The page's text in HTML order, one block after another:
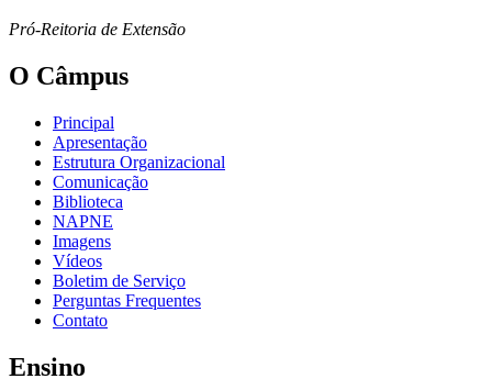
Pró-Reitoria de Extensão
O Câmpus
Principal
Apresentação
Estrutura Organizacional
Comunicação
Biblioteca
NAPNE
Imagens
Vídeos
Boletim de Serviço
Perguntas Frequentes
Contato
Ensino